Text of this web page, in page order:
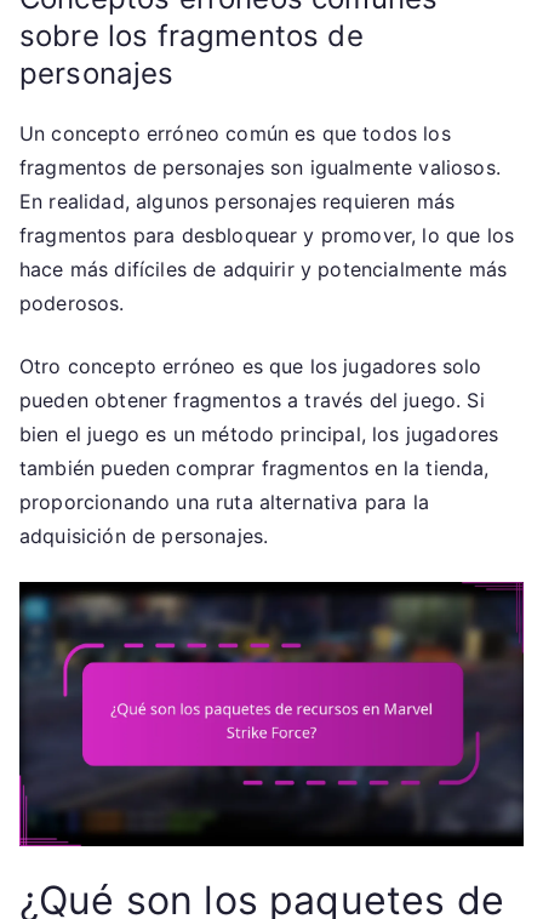
sobre los fragmentos de
personajes
Un concepto erróneo común es que todos los
fragmentos de personajes son igualmente valiosos.
En realidad, algunos personajes requieren más
fragmentos para desbloquear y promover, lo que los
hace más difíciles de adquirir y potencialmente más
poderosos.
Otro concepto erróneo es que los jugadores solo
pueden obtener fragmentos a través del juego. Si
bien el juego es un método principal, los jugadores
también pueden comprar fragmentos en la tienda,
proporcionando una ruta alternativa para la
adquisición de personajes.
¿Qué son los paquetes de